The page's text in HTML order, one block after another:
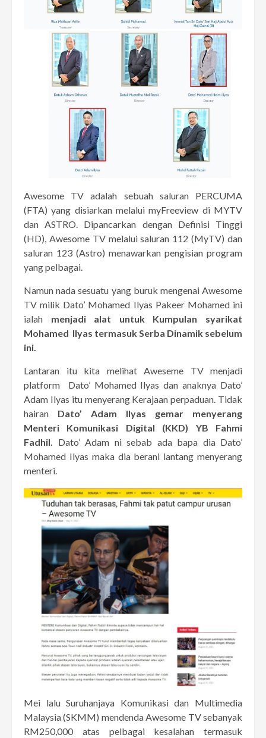
Awesome TV adalah sebuah saluran PERCUMA
(FTA) yang disiarkan melalui myFreeview di MYTV
dan ASTRO. Dipancarkan dengan Definisi Tinggi
(HD), Awesome TV melalui saluran 112 (MyTV) dan
saluran 123 (Astro) menawarkan pengisian program
yang pelbagai.
Namun nada sesuatu yang buruk mengenai Awesome
TV milik Dato’ Mohamed Ilyas Pakeer Mohamed ini
ialah menjadi alat untuk Kumpulan syarikat
Mohamed Ilyas termasuk Serba Dinamik sebelum
ini.
Lantaran itu kita melihat Aweseme TV menjadi
platform Dato’ Mohamed Ilyas dan anaknya Dato’
Adam Ilyas itu menyerang Kerajaan perpaduan. Tidak
hairan Dato’ Adam Ilyas gemar menyerang
Menteri Komunikasi Digital (KKD) YB Fahmi
Fadhil.
Dato’ Adam ni sebab ada bapa dia Dato’
Mohamed Ilyas maka dia berani lantang menyerang
menteri.
Mei lalu Suruhanjaya Komunikasi dan Multimedia
Malaysia (SKMM) mendenda Awesome TV sebanyak
RM250,000 atas pelbagai kesalahan termasuk